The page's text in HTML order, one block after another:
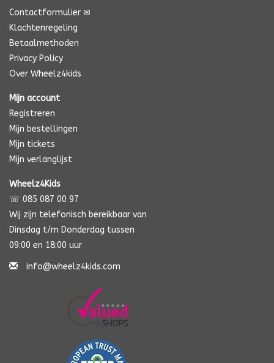
Contactformulier ✉
Klachtenregeling
Betaalmethoden
Privacy Policy
Over Wheelz4kids
Mijn account
Registreren
Mijn bestellingen
Mijn tickets
Mijn verlanglijst
Wheelz4Kids
☏ 085 087 00 97
Wij zijn telefonisch bereikbaar van
Dinsdag t/m Donderdag tussen
09:00 en 18:00 uur
info@wheelz4kids.com